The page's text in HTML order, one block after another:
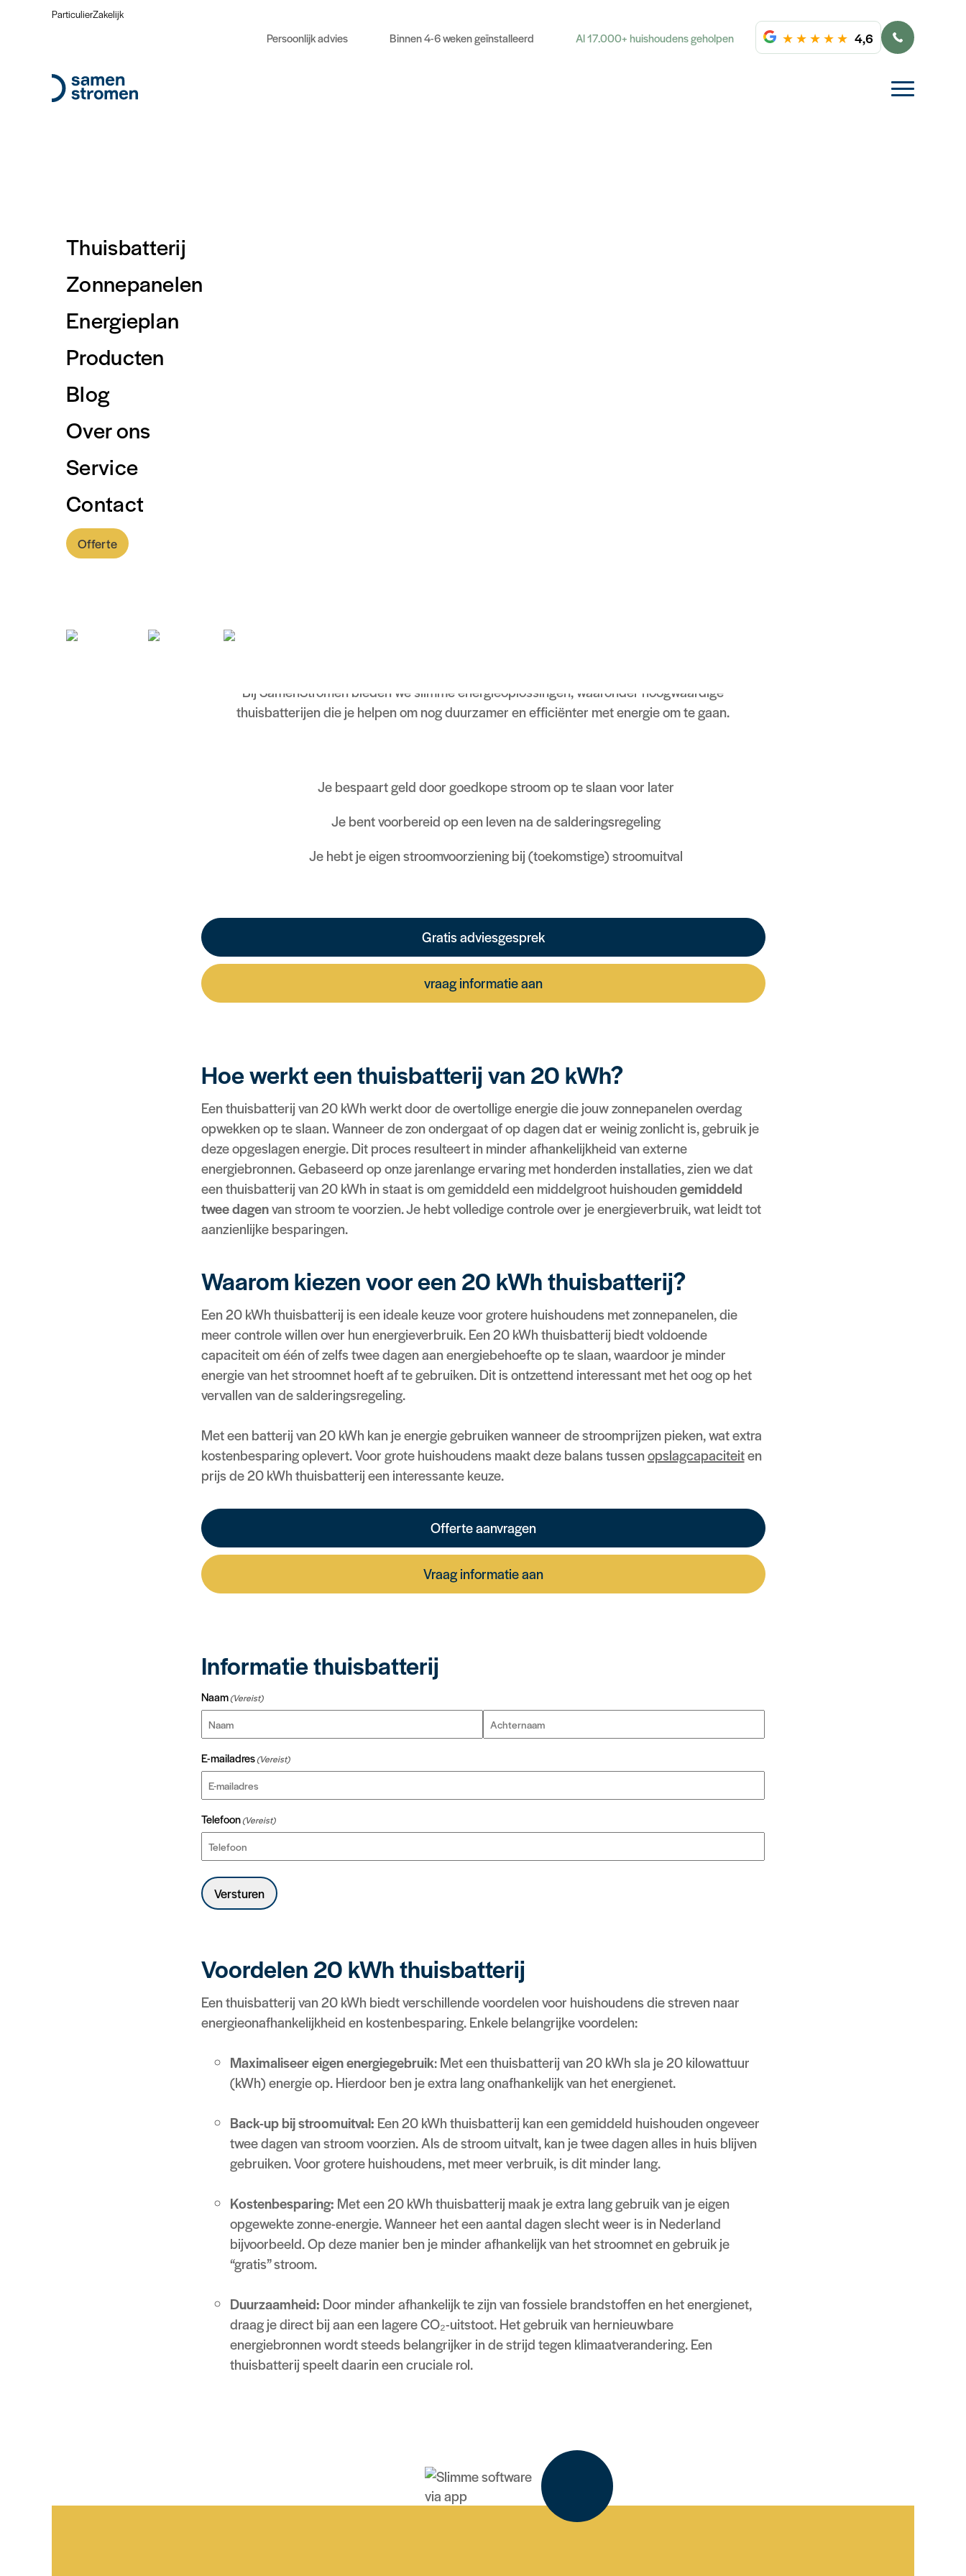
ParticulierZakelijk
Persoonlijk advies Binnen 4-6 weken geïnstalleerd Al 17.000+ huishoudens geholpen ★ ★ ★ ★ ★ 4,6
Thuisbatterij
Zonnepanelen
Energieplan
Producten
Blog
Over ons
Service
Contact
Offerte
Thuisbatterij 20 kWh
Een 20 kWh thuisbatterij helpt je energie op te slaan en kosten te besparen
Met zonnepanelen en een thuisbatterij maximaliseer je jouw zelf opgewekte stroom, verminder je
Bij SamenStromen bieden we slimme energieoplossingen, waaronder hoogwaardige
thuisbatterijen die je helpen om nog duurzamer en efficiënter met energie om te gaan.
Je bespaart geld door goedkope stroom op te slaan voor later
Je bent voorbereid op een leven na de salderingsregeling
Je hebt je eigen stroomvoorziening bij (toekomstige) stroomuitval
Gratis adviesgesprek
vraag informatie aan
Hoe werkt een thuisbatterij van 20 kWh?
Een thuisbatterij van 20 kWh werkt door de overtollige energie die jouw zonnepanelen overdag
opwekken op te slaan. Wanneer de zon ondergaat of op dagen dat er weinig zonlicht is, gebruik je
deze opgeslagen energie. Dit proces resulteert in minder afhankelijkheid van externe
energiebronnen. Gebaseerd op onze jarenlange ervaring met honderden installaties, zien we dat
een thuisbatterij van 20 kWh in staat is om gemiddeld een middelgroot huishoudengemiddeld
twee dagenvan stroom te voorzien. Je hebt volledige controle over je energieverbruik, wat leidt tot
aanzienlijke besparingen.
Waarom kiezen voor een 20 kWh thuisbatterij?
Een 20 kWh thuisbatterij is een ideale keuze voor grotere huishoudens met zonnepanelen, die
meer controle willen over hun energieverbruik. Een 20 kWh thuisbatterij biedt voldoende
capaciteit om één of zelfs twee dagen aan energiebehoefte op te slaan, waardoor je minder
energie van het stroomnet hoeft af te gebruiken. Dit is ontzettend interessant met het oog op het
vervallen van de salderingsregeling.
Met een batterij van 20 kWh kan je energie gebruiken wanneer de stroomprijzen pieken, wat extra
kostenbesparing oplevert. Voor grote huishoudens maakt deze balans tussenopslagcapaciteiten
prijs de 20 kWh thuisbatterij een interessante keuze.
Offerte aanvragen
Vraag informatie aan
Informatie thuisbatterij
Naam(Vereist)
E-mailadres(Vereist)
Telefoon(Vereist)
Versturen
Voordelen 20 kWh thuisbatterij
Een thuisbatterij van 20 kWh biedt verschillende voordelen voor huishoudens die streven naar
energieonafhankelijkheid en kostenbesparing. Enkele belangrijke voordelen:
Maximaliseer eigen energiegebruik: Met een thuisbatterij van 20 kWh sla je 20 kilowattuur
(kWh) energie op. Hierdoor ben je extra lang onafhankelijk van het energienet.
Back-up bij stroomuitval: Een 20 kWh thuisbatterij kan een gemiddeld huishouden ongeveer
twee dagen van stroom voorzien. Als de stroom uitvalt, kan je twee dagen alles in huis blijven
gebruiken. Voor grotere huishoudens, met meer verbruik, is dit minder lang.
Kostenbesparing: Met een 20 kWh thuisbatterij maak je extra lang gebruik van je eigen
opgewekte zonne-energie. Wanneer het een aantal dagen slecht weer is in Nederland
bijvoorbeeld. Op deze manier ben je minder afhankelijk van het stroomnet en gebruik je
“gratis” stroom.
Duurzaamheid: Door minder afhankelijk te zijn van fossiele brandstoffen en het energienet,
draag je direct bij aan een lagere CO₂-uitstoot. Het gebruik van hernieuwbare
energiebronnen wordt steeds belangrijker in de strijd tegen klimaatverandering. Een
thuisbatterij speelt daarin een cruciale rol.